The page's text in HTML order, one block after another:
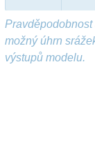
možný úhrn
výstupů modelu.